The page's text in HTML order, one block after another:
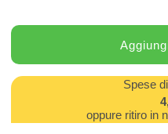
Spese
oppure ritiro in